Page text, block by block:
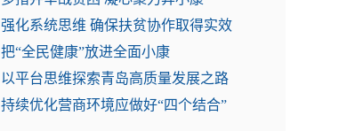
强化系统思维 确保扶贫协作取得实效
把“全民健康”放进全面小康
以平台思维探索青岛高质量发展之路
持续优化营商环境应做好“四个结合”